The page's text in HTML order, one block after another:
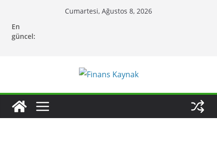
content
Cumartesi, Ağustos 8, 2026
En
güncel: